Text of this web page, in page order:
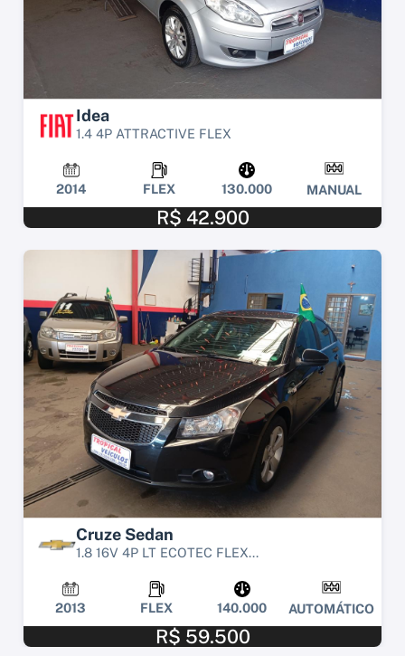
Idea
1.4 4P ATTRACTIVE FLEX
2014 FLEX 130.000 MANUAL
R$ 42.900
Cruze Sedan
1.8 16V 4P LT ECOTEC FLEX...
2013 FLEX 140.000 AUTOMÁTICO
R$ 59.500